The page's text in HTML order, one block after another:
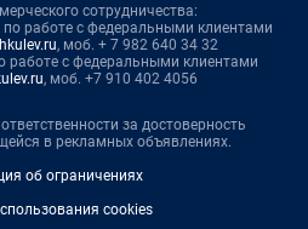
сотрудничества:
работе с федеральными клиентами
, моб. + 7 982 640 34 32
работе с федеральными клиентами
, моб. +7 910 402 4056
за достоверность
в рекламных объявлениях.
об ограничениях
cookies